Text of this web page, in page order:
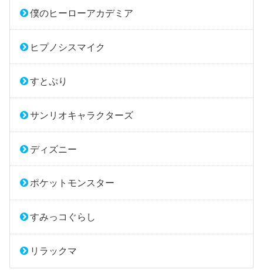
僕のヒーローアカデミア
ヒプノシスマイク
すとぷり
サンリオキャラクターズ
ディズニー
ポケットモンスター
すみっコぐらし
リラックマ